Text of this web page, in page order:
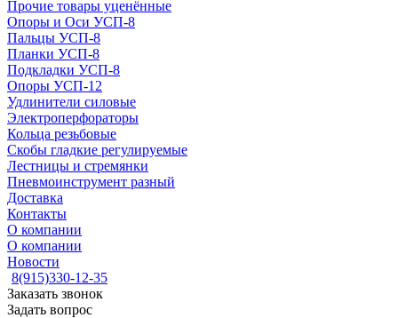
Прочие товары уценённые
Опоры и Оси УСП-8
Пальцы УСП-8
Планки УСП-8
Подкладки УСП-8
Опоры УСП-12
Удлинители силовые
Электроперфораторы
Кольца резьбовые
Скобы гладкие регулируемые
Лестницы и стремянки
Пневмоинструмент разный
Доставка
Контакты
О компании
О компании
Новости
8(915)330-12-35
Заказать звонок
Задать вопрос